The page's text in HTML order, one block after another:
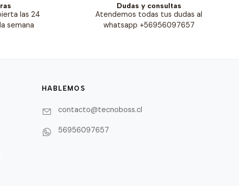
las 24
semana
Dudas y consultas
Atendemos todas tus dudas al
whatsapp +56956097657
HABLEMOS
contacto@tecnoboss.cl
56956097657